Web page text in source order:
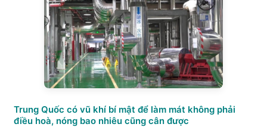
Trung Quốc có vũ khí bí mật để làm mát không phải
điều hoà, nóng bao nhiêu cũng cân được